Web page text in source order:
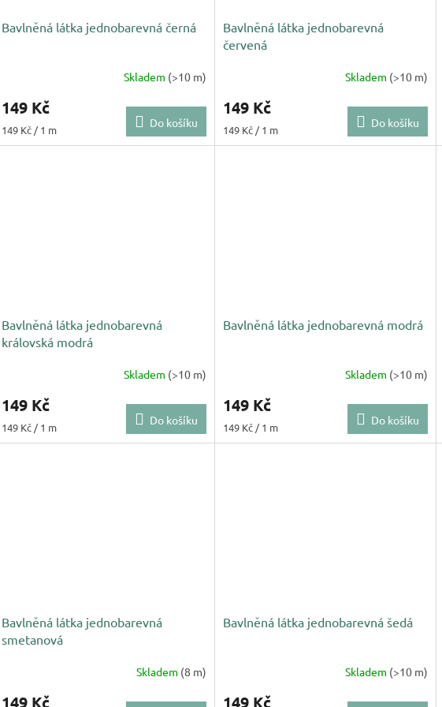
Bavlněná látka jednobarevná černá
Skladem (>10 m)
149 Kč
Měrná
cena:
149 Kč / 1 m
Do košíku
Bavlněná látka jednobarevná
červená
Skladem (>10 m)
149 Kč
Měrná
cena:
149 Kč / 1 m
Do košíku
Bavlněná látka jednobarevná
královská modrá
Skladem (>10 m)
149 Kč
Měrná
cena:
149 Kč / 1 m
Do košíku
Bavlněná látka jednobarevná modrá
Skladem (>10 m)
149 Kč
Měrná
cena:
149 Kč / 1 m
Do košíku
Bavlněná látka jednobarevná
smetanová
Skladem (8 m)
149 Kč
Bavlněná látka jednobarevná šedá
Skladem (>10 m)
149 Kč